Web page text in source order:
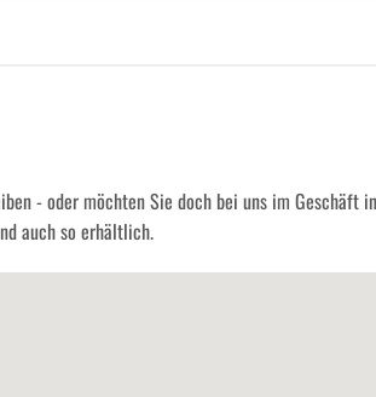
- oder möchten Sie doch bei uns im Geschäft
auch so erhältlich.